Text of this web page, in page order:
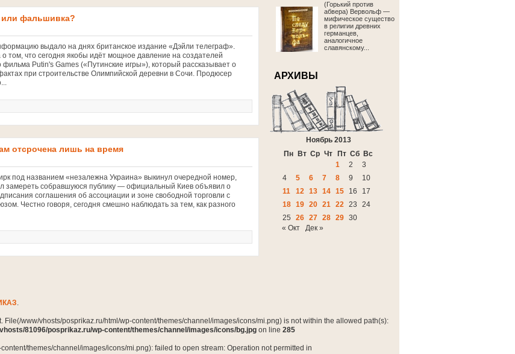
фальшивка?
выдало на днях британское издание «Дэйли телеграф».
о том, что сегодня якобы идёт мощное давление на создателей
фильма Putin's Games («Путинские игры»), который рассказывает о
при строительстве Олимпийской деревни в Сочи. Продюсер
отсрочена лишь на время
под названием «незалежна Украина» выкинул очередной номер,
замереть собравшуюся публику — официальный Киев объявил о
соглашения об ассоциации и зоне свободной торговли с
Честно говоря, сегодня смешно наблюдать за тем, как разного
(Горький против
абвера) Вервольф —
мифическое существо
в религии древних
германцев,
аналогичное
славянскому...
АРХИВЫ
Ноябрь 2013
Пн
Вт Ср Чт Пт Сб Вс
1
2
3
4
5 6 7 8 9
10
11
12 13 14 15 16
17
18 19 20 21 22 23
24
25
26 27 28 29 30
« Окт
Дек »
.
File(/www/vhosts/posprikaz.ru/html/wp-content/themes/channel/images/icons/mi.png) is not within the allowed path(s):
81096/posprikaz.ru/wp-content/themes/channel/images/icons/bg.jpg on line 285
themes/channel/images/icons/mi.png): failed to open stream: Operation not permitted in